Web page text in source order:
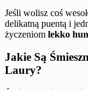
Jeśli wolisz coś
delikatną puentą i
życzeniom lekko
Jakie Są
Laury?